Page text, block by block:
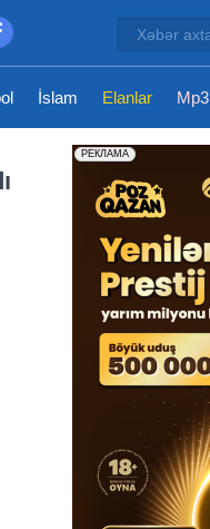
İslam Elanlar Mp3